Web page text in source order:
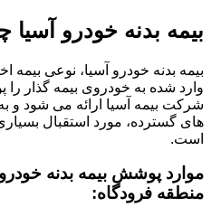
بیمه بدنه خودرو
بیمه بدنه خودرو آسیا، نوعی
وارد شده به خودروی بیمه گذار
شرکت بیمه آسیا ارائه می شود و
های گسترده، مورد استقبال
است.
موارد پوشش بیمه بدنه خودرو
منطقه فرودگاه: